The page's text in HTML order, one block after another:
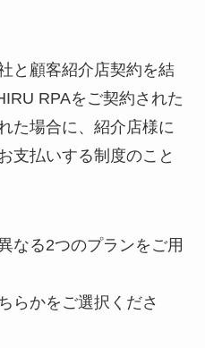
と顧客紹介店契約を結
RPAをご契約された
た場合に、紹介店様に
支払いする制度のこと
なる2つのプランをご用
らかをご選択くださ